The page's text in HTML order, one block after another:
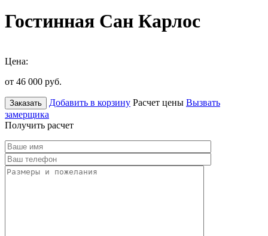
Гостинная Сан Карлос
Цена:
от 46 000 руб.
Заказать Добавить в корзину Расчет цены Вызвать
замерщика
Получить расчет